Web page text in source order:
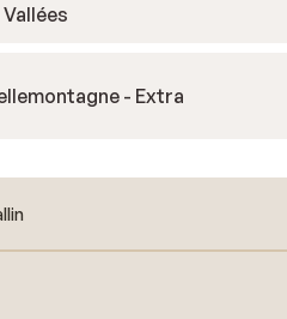
- Extra